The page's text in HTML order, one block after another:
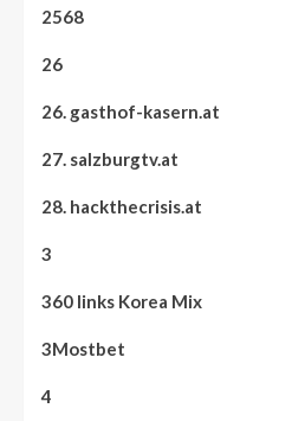
2568
26
26. gasthof-kasern.at
27. salzburgtv.at
28. hackthecrisis.at
3
360 links Korea Mix
3Mostbet
4